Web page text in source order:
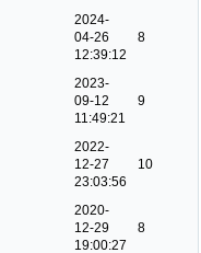
2024-
04-26
12:39:12
8
2023-
09-12
11:49:21
9
2022-
12-27
23:03:56
10
2020-
12-29
19:00:27
8